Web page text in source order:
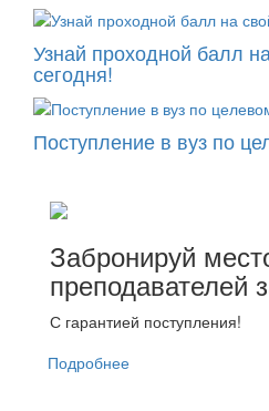
Узнай проходной балл
сегодня!
Поступление в вуз по
Забронируй
преподавателей
С гарантией поступления!
Подробнее